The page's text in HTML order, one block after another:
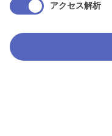
著作権
アクセス解析